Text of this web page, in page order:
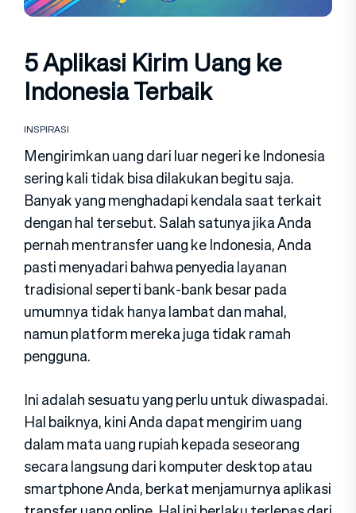
5 Aplikasi Kirim Uang ke
Indonesia Terbaik
INSPIRASI
Mengirimkan uang dari luar negeri ke Indonesia
sering kali tidak bisa dilakukan begitu saja.
Banyak yang menghadapi kendala saat terkait
dengan hal tersebut. Salah satunya jika Anda
pernah mentransfer uang ke Indonesia, Anda
pasti menyadari bahwa penyedia layanan
tradisional seperti bank-bank besar pada
umumnya tidak hanya lambat dan mahal,
namun platform mereka juga tidak ramah
pengguna.
Ini adalah sesuatu yang perlu untuk diwaspadai.
Hal baiknya, kini Anda dapat mengirim uang
dalam mata uang rupiah kepada seseorang
secara langsung dari komputer desktop atau
smartphone Anda, berkat menjamurnya aplikasi